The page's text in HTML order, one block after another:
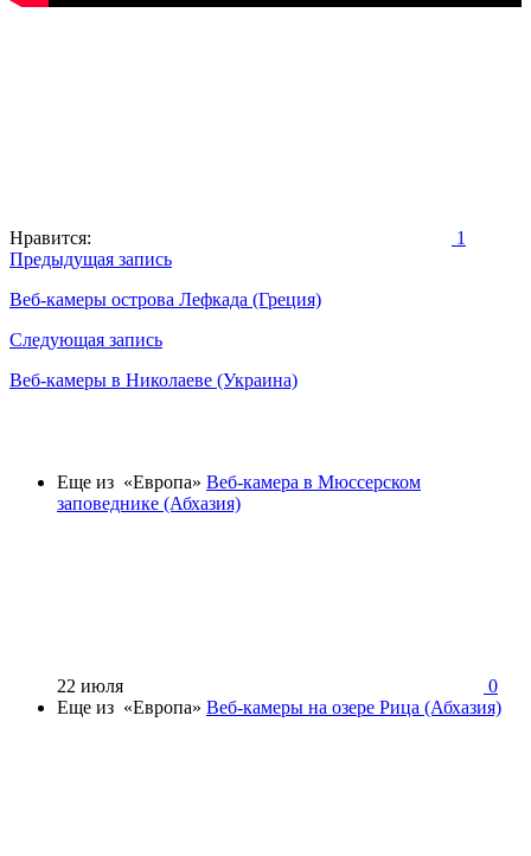
Нравится: 1
Навигация
по
записям
Предыдущая запись
Веб-камеры острова Лефкада (Греция)
Следующая запись
Веб-камеры в Николаеве (Украина)
Еще из «Европа» Веб-камера в Мюссерском
заповеднике (Абхазия)
22 июля
0
Еще из «Европа» Веб-камеры на озере Рица (Абхазия)